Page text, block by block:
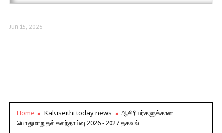
Jun 15, 2026
Home Kalviseithi today news
ஆசிரியர்களுக்கான
பொதுமாறுதல் கலந்தாய்வு 2026 - 2027 தகவல்